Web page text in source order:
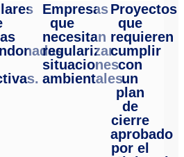
Empresas
que
necesitan
regularizar
situaciones
ambientales.
Proyectos
que
requieren
cumplir
con
un
plan
de
cierre
aprobado
por el